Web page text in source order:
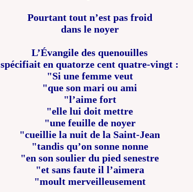
Pourtant tout n’est pas froid
dans le noyer
L’Évangile des quenouilles
spécifiait en quatorze cent quatre-vingt :
"Si une femme veut
"que son mari ou ami
"l’aime fort
"elle lui doit mettre
"une feuille de noyer
"cueillie la nuit de la Saint-Jean
"tandis qu’on sonne nonne
"en son soulier du pied senestre
"et sans faute il l’aimera
"moult merveilleusement